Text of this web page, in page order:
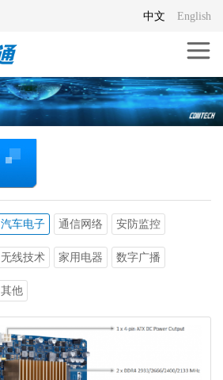
English
中文
汽车电子 通信网络 安防监控
无线技术 家用电器 数字广播
其他